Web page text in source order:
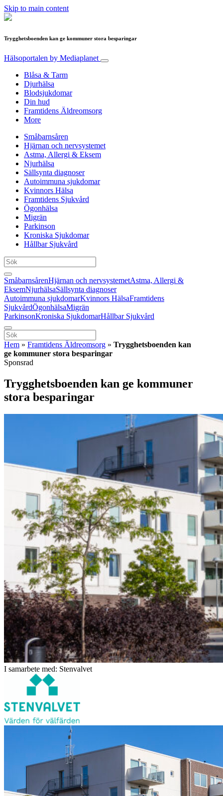
Skip to main content
Trygghetsboenden kan ge kommuner stora besparingar
Hälsoportalen by Mediaplanet
Blåsa & Tarm
Djurhälsa
Blodsjukdomar
Din hud
Framtidens Äldreomsorg
More
Småbarnsåren
Hjärnan och nervsystemet
Astma, Allergi & Eksem
Njurhälsa
Sällsynta diagnoser
Autoimmuna sjukdomar
Kvinnors Hälsa
Framtidens Sjukvård
Ögonhälsa
Migrän
Parkinson
Kroniska Sjukdomar
Hållbar Sjukvård
SmåbarnsårenHjärnan och nervsystemetAstma, Allergi &
EksemNjurhälsaSällsynta diagnoser
Autoimmuna sjukdomarKvinnors HälsaFramtidens
SjukvårdÖgonhälsaMigrän
ParkinsonKroniska SjukdomarHållbar Sjukvård
Hem » Framtidens Äldreomsorg » Trygghetsboenden kan
ge kommuner stora besparingar
Sponsrad
Trygghetsboenden kan ge kommuner
stora besparingar
I samarbete med: Stenvalvet